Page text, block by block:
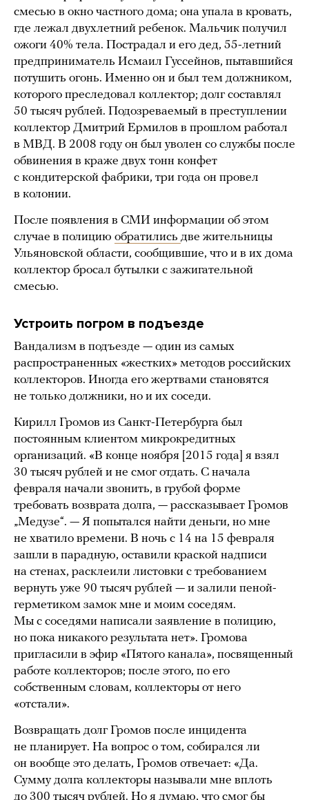
смесью в окно частного дома; она упала в кровать,
где лежал двухлетний ребенок. Мальчик получил
ожоги 40% тела. Пострадал и его дед, 55-летний
предприниматель Исмаил Гуссейнов, пытавшийся
потушить огонь. Именно он и был тем должником,
которого преследовал коллектор; долг составлял
50 тысяч рублей. Подозреваемый в преступлении
коллектор Дмитрий Ермилов в прошлом работал
в МВД. В 2008 году он был уволен со службы после
обвинения в краже двух тонн конфет
с кондитерской фабрики, три года он провел
в колонии.
После появления в СМИ информации об этом
случае в полицию обратились две жительницы
Ульяновской области, сообщившие, что и в их дома
коллектор бросал бутылки с зажигательной
смесью.
Устроить погром в подъезде
Вандализм в подъезде — один из самых
распространенных «жестких» методов российских
коллекторов. Иногда его жертвами становятся
не только должники, но и их соседи.
Кирилл Громов из Санкт-Петербурга был
постоянным клиентом микрокредитных
организаций. «В конце ноября [2015 года] я взял
30 тысяч рублей и не смог отдать. С начала
февраля начали звонить, в грубой форме
требовать возврата долга, — рассказывает Громов
„Медузе“. — Я попытался найти деньги, но мне
не хватило времени. В ночь с 14 на 15 февраля
зашли в парадную, оставили краской надписи
на стенах, расклеили листовки с требованием
вернуть уже 90 тысяч рублей — и залили пеной-
герметиком замок мне и моим соседям.
Мы с соседями написали заявление в полицию,
но пока никакого результата нет». Громова
пригласили в эфир «Пятого канала», посвященный
работе коллекторов; после этого, по его
собственным словам, коллекторы от него
«отстали».
Возвращать долг Громов после инцидента
не планирует. На вопрос о том, собирался ли
он вообще это делать, Громов отвечает: «Да.
Сумму долга коллекторы называли мне вплоть
до 300 тысяч рублей. Но я думаю, что смог бы